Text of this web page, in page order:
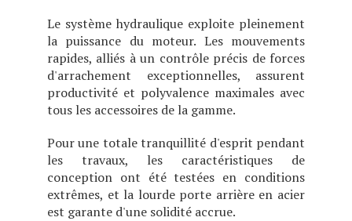
Le système hydraulique exploite pleinement
la puissance du moteur. Les mouvements
rapides, alliés à un contrôle précis de forces
d'arrachement exceptionnelles, assurent
productivité et polyvalence maximales avec
tous les accessoires de la gamme.
Pour une totale tranquillité d'esprit pendant
les travaux, les caractéristiques de
conception ont été testées en conditions
extrêmes, et la lourde porte arrière en acier
est garante d'une solidité accrue.